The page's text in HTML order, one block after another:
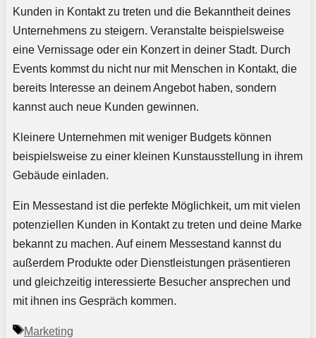
Kunden in Kontakt zu treten und die Bekanntheit deines
Unternehmens zu steigern. Veranstalte beispielsweise
eine Vernissage oder ein Konzert in deiner Stadt. Durch
Events kommst du nicht nur mit Menschen in Kontakt, die
bereits Interesse an deinem Angebot haben, sondern
kannst auch neue Kunden gewinnen.
Kleinere Unternehmen mit weniger Budgets können
beispielsweise zu einer kleinen Kunstausstellung in ihrem
Gebäude einladen.
Ein Messestand ist die perfekte Möglichkeit, um mit vielen
potenziellen Kunden in Kontakt zu treten und deine Marke
bekannt zu machen. Auf einem Messestand kannst du
außerdem Produkte oder Dienstleistungen präsentieren
und gleichzeitig interessierte Besucher ansprechen und
mit ihnen ins Gespräch kommen.
Schlagwörter
Marketing